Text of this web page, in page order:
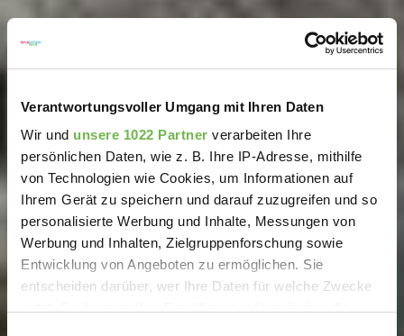
Verantwortungsvoller Umgang mit Ihren Daten
Wir und unsere 1022 Partner verarbeiten Ihre
persönlichen Daten, wie z. B. Ihre IP-Adresse, mithilfe
von Technologien wie Cookies, um Informationen auf
Ihrem Gerät zu speichern und darauf zuzugreifen und so
personalisierte Werbung und Inhalte, Messungen von
Werbung und Inhalten, Zielgruppenforschung sowie
Entwicklung von Angeboten zu ermöglichen. Sie
entscheiden darüber, wer Ihre Daten für welche Zwecke